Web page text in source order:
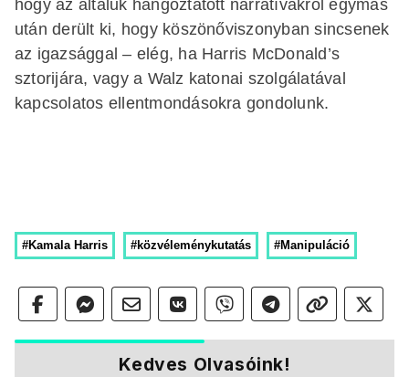
hogy az általuk hangoztatott narratívákról egymás
után derült ki, hogy köszönőviszonyban sincsenek
az igazsággal – elég, ha Harris McDonald’s
sztorijára, vagy a Walz katonai szolgálatával
kapcsolatos ellentmondásokra gondolunk.
#Kamala Harris #közvéleménykutatás #Manipuláció
Kedves Olvasóink!